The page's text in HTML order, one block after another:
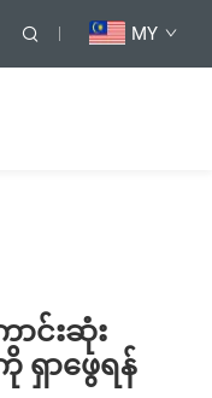
MY
ာင်းဆုံး
ရှာဖွေရန်